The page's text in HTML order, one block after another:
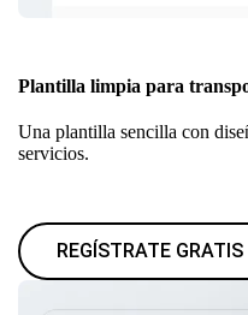
Plantilla limpia para
Una plantilla sencilla con
servicios.
REGÍSTRATE GRATIS